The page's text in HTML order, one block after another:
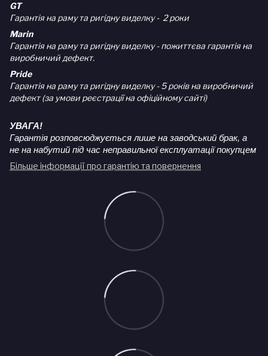
GT
Гарантія на раму та ригідну виделку - 2 роки
Marin
Гарантія на раму та ригідну виделку - пожиттєва гарантія на
виробничий дефект.
Pride
Гарантія на раму та ригідну виделку - 5 років на виробничий
дефект (за умови реєстрації на офіційному сайті)
УВАГА!
Гарантія розповсюджується лише на заводський брак, а
не на набутий під час неправильної експлуатації покупцем
Більше інформації про гарантію та повернення